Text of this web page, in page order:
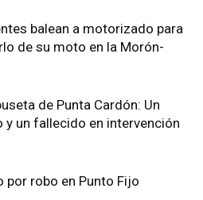
balean a motorizado para
de su moto en la Morón-
de Punta Cardón: Un
y un fallecido en intervención
por robo en Punto Fijo